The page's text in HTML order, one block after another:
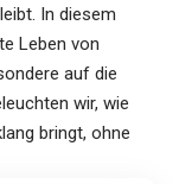
In diesem
Leben von
auf die
wir, wie
bringt, ohne